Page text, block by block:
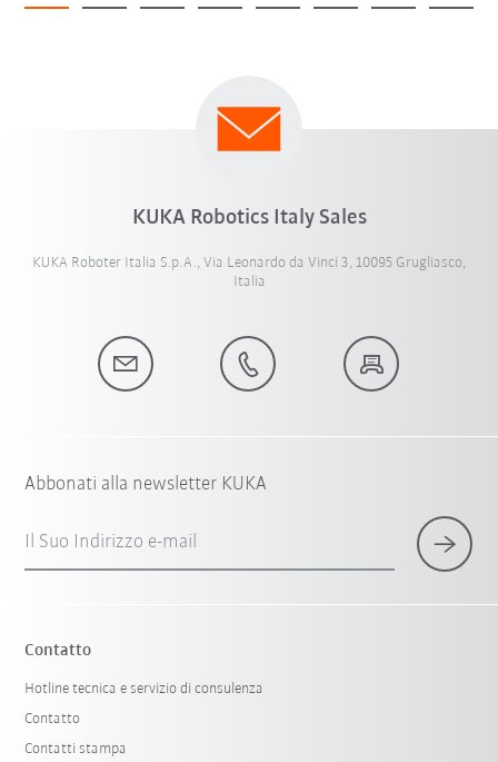
KUKA Robotics Italy Sales
KUKA Roboter Italia S.p.A., Via Leonardo da Vinci 3, 10095 Grugliasco,
Italia
Abbonati alla newsletter KUKA
Il Suo Indirizzo e-mail
Contatto
Hotline tecnica e servizio di consulenza
Contatto
Contatti stampa